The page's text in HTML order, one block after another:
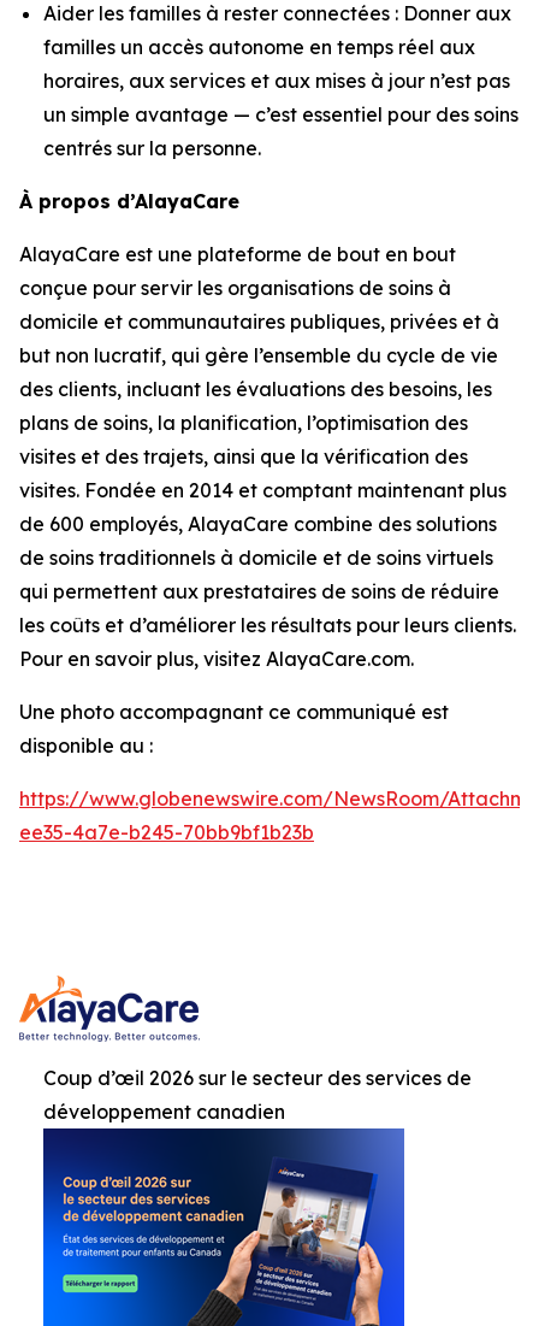
Aider les familles à rester connectées : Donner aux
familles un accès autonome en temps réel aux
horaires, aux services et aux mises à jour n’est pas
un simple avantage — c’est essentiel pour des soins
centrés sur la personne.
À propos d’AlayaCare
AlayaCare est une plateforme de bout en bout
conçue pour servir les organisations de soins à
domicile et communautaires publiques, privées et à
but non lucratif, qui gère l’ensemble du cycle de vie
des clients, incluant les évaluations des besoins, les
plans de soins, la planification, l’optimisation des
visites et des trajets, ainsi que la vérification des
visites. Fondée en 2014 et comptant maintenant plus
de 600 employés, AlayaCare combine des solutions
de soins traditionnels à domicile et de soins virtuels
qui permettent aux prestataires de soins de réduire
les coûts et d’améliorer les résultats pour leurs clients.
Pour en savoir plus, visitez AlayaCare.com.
Une photo accompagnant ce communiqué est
disponible au :
https://www.globenewswire.com/NewsRoom/
ee35-4a7e-b245-70bb9bf1b23b
Coup d’œil 2026 sur le secteur des services de
développement canadien